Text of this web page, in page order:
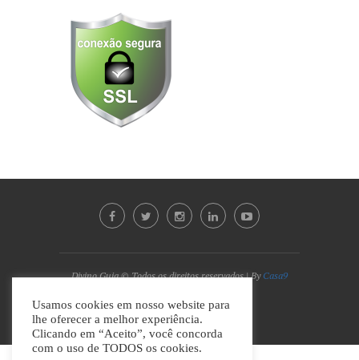
Divino Guia © Todos os direitos reservados | By Casa9
VOLTAR AO TOPO
Usamos cookies em nosso website para
lhe oferecer a melhor experiência.
Clicando em “Aceito”, você concorda
com o uso de TODOS os cookies.